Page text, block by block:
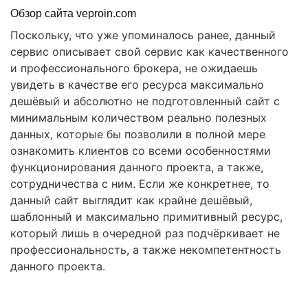
Обзор сайта veproin.com
Поскольку, что уже упоминалось ранее, данный
сервис описывает свой сервис как качественного
и профессионального брокера, не ожидаешь
увидеть в качестве его ресурса максимально
дешёвый и абсолютно не подготовленный сайт с
минимальным количеством реально полезных
данных, которые бы позволили в полной мере
ознакомить клиентов со всеми особенностями
функционирования данного проекта, а также,
сотрудничества с ним. Если же конкретнее, то
данный сайт выглядит как крайне дешёвый,
шаблонный и максимально примитивный ресурс,
который лишь в очередной раз подчёркивает не
профессиональность, а также некомпетентность
данного проекта.